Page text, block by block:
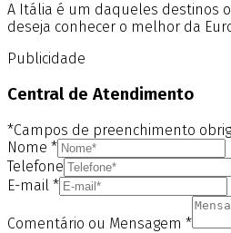
A Itália é um daqueles destinos
deseja conhecer o melhor da
Publicidade
Central de Atendimento
*Campos de preenchimento
Nome *
Telefone
E-mail *
Comentário ou Mensagem *